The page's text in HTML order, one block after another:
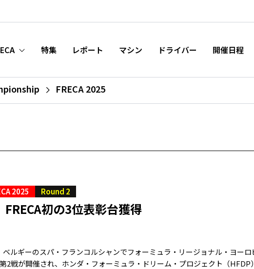
特集 レポート マシン ドライバー 開催日程
FRECA 2025
2025 Round 2
FRECA初の3位表彰台獲得
ベルギーのスパ・フランコルシャンでフォーミュラ・リージョナル・ヨー
2戦が開催され、ホンダ・フォーミュラ・ドリーム・プロジェクト（HFDP